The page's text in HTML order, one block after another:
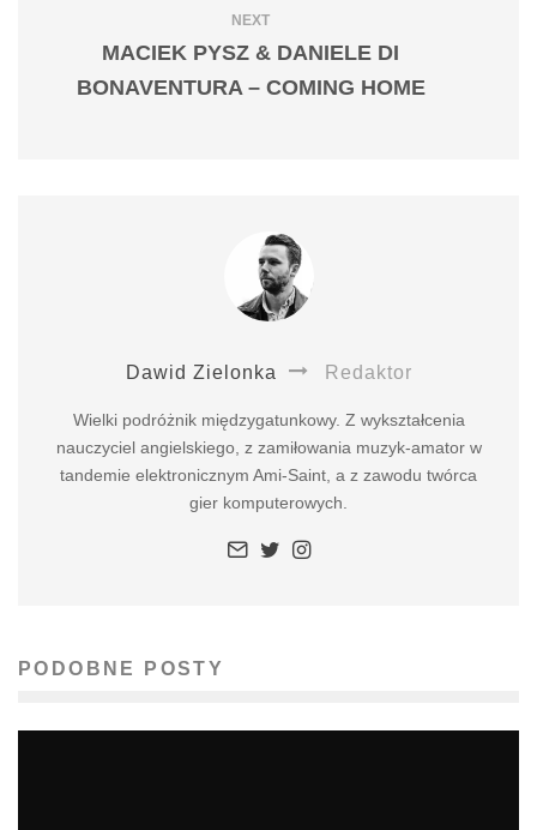
NEXT
MACIEK PYSZ & DANIELE DI
BONAVENTURA – COMING HOME
Dawid Zielonka Redaktor
Wielki podróżnik międzygatunkowy. Z wykształcenia
nauczyciel angielskiego, z zamiłowania muzyk-amator w
tandemie elektronicznym Ami-Saint, a z zawodu twórca
gier komputerowych.
PODOBNE POSTY